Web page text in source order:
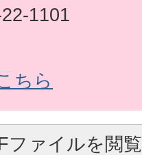
1101
ちら
ファイルを閲